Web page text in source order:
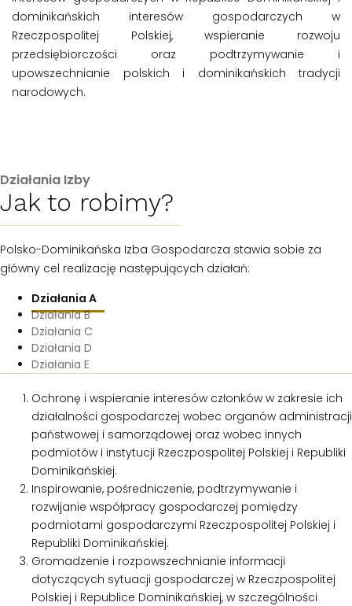
dominikańskich interesów gospodarczych w
Rzeczpospolitej Polskiej, wspieranie rozwoju
przedsiębiorczości oraz podtrzymywanie i
upowszechnianie polskich i dominikańskich tradycji
narodowych.
Działania Izby
Jak to robimy?
Polsko-Dominikańska Izba Gospodarcza stawia sobie za
główny cel realizację następujących działań:
Działania A
Działania B
Działania C
Działania D
Działania E
Ochronę i wspieranie interesów członków w zakresie ich
działalności gospodarczej wobec organów administracji
państwowej i samorządowej oraz wobec innych
podmiotów i instytucji Rzeczpospolitej Polskiej i Republiki
Dominikańskiej.
Inspirowanie, pośredniczenie, podtrzymywanie i
rozwijanie współpracy gospodarczej pomiędzy
podmiotami gospodarczymi Rzeczpospolitej Polskiej i
Republiki Dominikańskiej.
Gromadzenie i rozpowszechnianie informacji
dotyczących sytuacji gospodarczej w Rzeczpospolitej
Polskiej i Republice Dominikańskiej, w szczególności